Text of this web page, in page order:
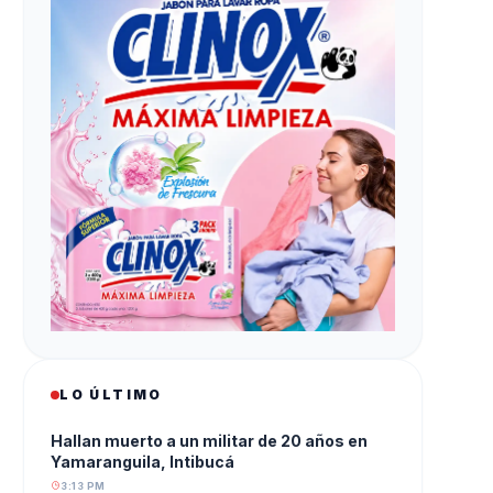
LO ÚLTIMO
Hallan muerto a un militar de 20 años en
Yamaranguila, Intibucá
3:13 PM